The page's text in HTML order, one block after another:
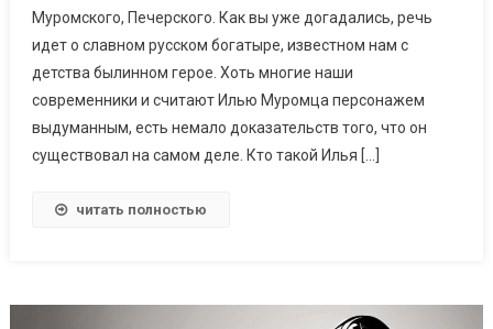
Муромского, Печерского. Как вы уже догадались, речь
идет о славном русском богатыре, известном нам с
детства былинном герое. Хоть многие наши
современники и считают Илью Муромца персонажем
выдуманным, есть немало доказательств того, что он
существовал на самом деле. Кто такой Илья […]
читать полностью